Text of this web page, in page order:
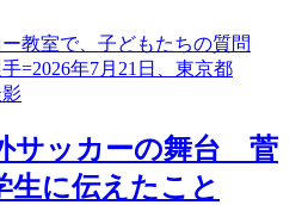
サッカーの舞台 菅
生に伝えたこと